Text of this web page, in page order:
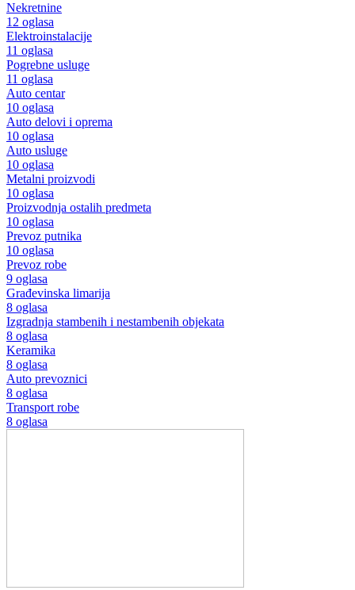
Nekretnine
12 oglasa
Elektroinstalacije
11 oglasa
Pogrebne usluge
11 oglasa
Auto centar
10 oglasa
Auto delovi i oprema
10 oglasa
Auto usluge
10 oglasa
Metalni proizvodi
10 oglasa
Proizvodnja ostalih predmeta
10 oglasa
Prevoz putnika
10 oglasa
Prevoz robe
9 oglasa
Građevinska limarija
8 oglasa
Izgradnja stambenih i nestambenih objekata
8 oglasa
Keramika
8 oglasa
Auto prevoznici
8 oglasa
Transport robe
8 oglasa